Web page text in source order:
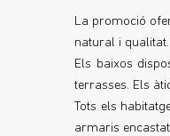
La promoció
natural i qualitat.
Els baixos
terrasses. Els
Tots els
armaris